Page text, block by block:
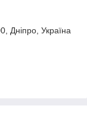
Дніпро, Україна